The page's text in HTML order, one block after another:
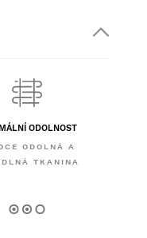
ODOLNOST
ODOLNÁ A
TKANINA